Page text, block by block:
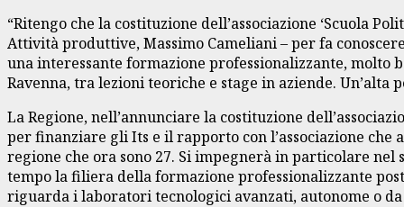
“Ritengo che la costituzione dell’associazione ‘Scuola
Attività produttive, Massimo Cameliani – per fa
una interessante formazione professionalizzante, molto
Ravenna, tra lezioni teoriche e stage in aziende.
La Regione, nell’annunciare la costituzione
per finanziare gli Its e il rapporto con l’associazione
regione che ora sono 27. Si impegnerà in particolare
tempo la filiera della formazione professionalizzante
riguarda i laboratori tecnologici avanzati, autonome o